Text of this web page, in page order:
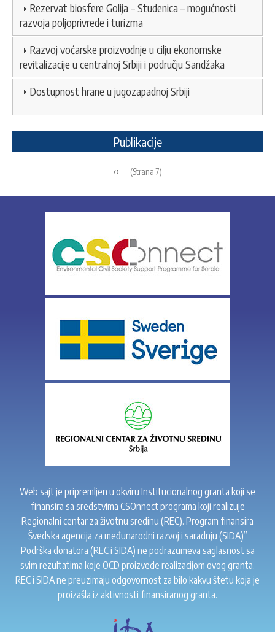
Rezervat biosfere Golija – Studenica – mogućnosti
razvoja poljoprivrede i turizma
Razvoj voćarske proizvodnje u cilju ekonomske
revitalizacije u centralnoj Srbiji i području Sandžaka
Dostupnost hrane u jugozapadnoj Srbiji
Publikacije
Previous
‹‹ (Strana 7)
Web sajt je pripremljen u okviru Institucionalnog granta koji se
finansira sa sredstvima CSOnnect programa koji realizuje
Regionalni centar za životnu sredinu (REC). Program finansira
Švedska agencija za međunarodni razvoj i saradnju (SIDA)”
Podrška donatora (REC i SIDA) ne podrazumeva saglasnost sa
svim rezultatima koje OCD proizvede realizacijom ovog granta.
REC i SIDA ne preuzimaju odgovornost za bilo kakvu štetu koja je
proizašla iz aktivnosti finansiranog granta.